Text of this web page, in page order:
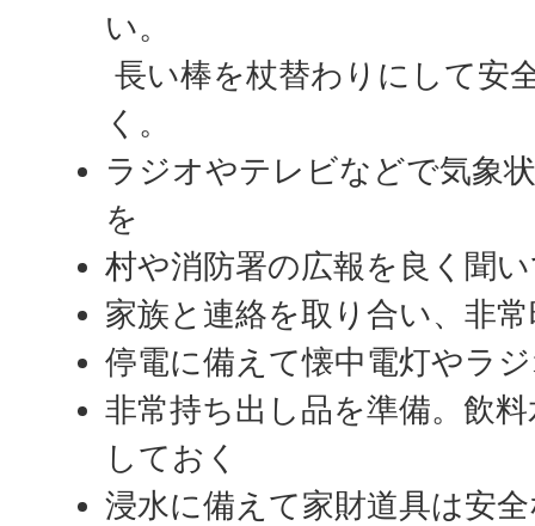
い。
長い棒を杖替わりにして安
く。
ラジオやテレビなどで気象
を
村や消防署の広報を良く聞
家族と連絡を取り合い、非
停電に備えて懐中電灯やラ
非常持ち出し品を準備。飲
しておく
浸水に備えて家財道具は安